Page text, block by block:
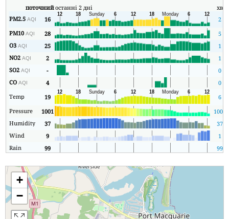
поточнийостанні 2 дні хв
PM2.5AQI 16
2
PM10AQI 28
5
O3AQI 25
1
NO2AQI 2
1
SO2AQI -
0
COAQI 4
0
Temp
19
6
Pressure
1001 1001
Humidity
37
37
Wind
9
1
Rain
99 99
+
−